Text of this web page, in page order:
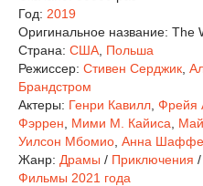
Год: 2019
Оригинальное название: The
Страна: США Польша
Режиссер: Стивен Серджик
Брандстром
Актеры: Генри Кавилл Фрейя
Фэррен
Мими М. Кайиса
Уилсон Мбомио Анна
Жанр: Драмы / Приключения /
Фильмы 2021 года